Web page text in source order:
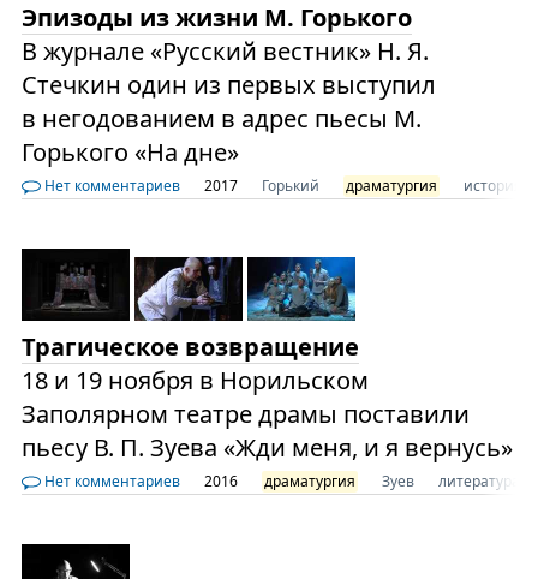
Эпизоды из жизни М. Горького
В журнале «Русский вестник» Н. Я.
Стечкин один из первых выступил
в негодованием в адрес пьесы М.
Горького «На дне»
Нет комментариев 2017 Горький драматургия история
Трагическое возвращение
18 и 19 ноября в Норильском
Заполярном театре драмы поставили
пьесу В. П. Зуева «Жди меня, и я вернусь»
Нет комментариев 2016 драматургия Зуев литература